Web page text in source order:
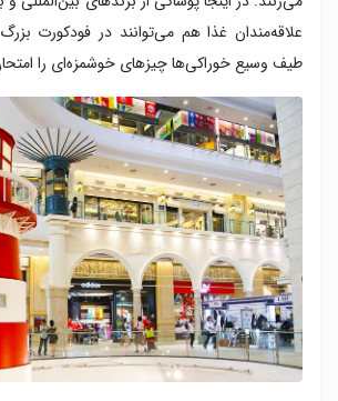
علاقه‌مندان غذا هم می‌توانند در فودکورت
طیف وسیع خوراکی‌ها چیزهای خوشمزه‌ای را